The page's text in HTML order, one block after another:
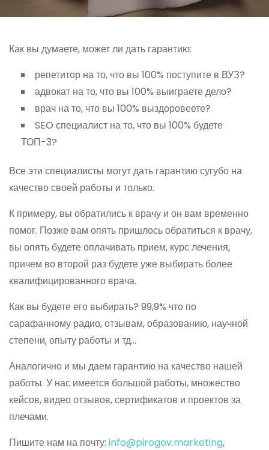
Вакансии
Как вы думаете, может ли дать гарантию:
репетитор на то, что вы 100% поступите в ВУЗ?
адвокат на то, что вы 100% выиграете дело?
врач на то, что вы 100% выздоровеете?
SEO специалист на то, что вы 100% будете
ТОП-3?
Все эти специалисты могут дать гарантию сугубо на
качество своей работы и только.
К примеру, вы обратились к врачу и он вам временно
помог. Позже вам опять пришлось обратиться к врачу,
вы опять будете оплачивать прием, курс лечения,
причем во второй раз будете уже выбирать более
квалифицированного врача.
Как вы будете его выбирать? 99,9% что по
сарафанному радио, отзывам, образованию, научной
степени, опыту работы и тд…
Аналогично и мы даем гарантию на качество нашей
работы. У нас имеется большой работы, множество
кейсов, видео отзывов, сертификатов и проектов за
плечами.
Пишите нам на почту: info@pirogov.marketing,